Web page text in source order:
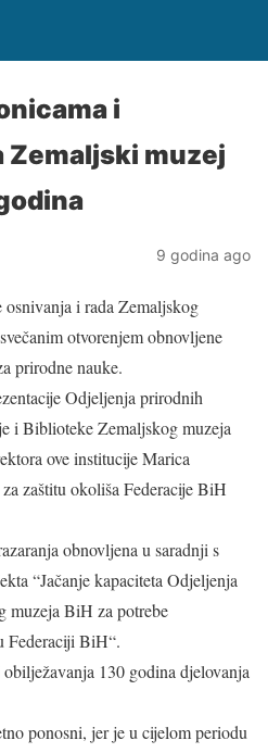
i
Zemaljski muzej
9 godina ago
i rada Zemaljskog
otvorenjem obnovljene
prirodne nauke.
Odjeljenja prirodnih
i Biblioteke Zemaljskog muzeja
ove institucije Marica
zaštitu okoliša Federacije BiH
obnovljena u saradnji s
“Jačanje kapaciteta Odjeljenja
muzeja BiH za potrebe
Federaciji BiH“.
130 godina djelovanja
ponosni, jer je u cijelom periodu